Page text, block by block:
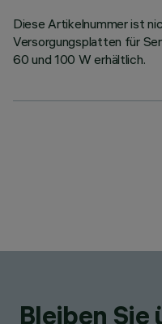
Diese Artikelnummer ist
Versorgungsplatten für
60 und 100 W erhältlich.
Bleiben Sie